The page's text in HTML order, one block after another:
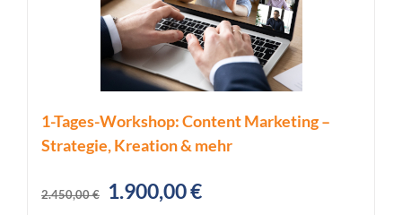
1-Tages-Workshop: Content Marketing –
Strategie, Kreation & mehr
2.450,00€
Ursprünglicher
1.900,00€Aktueller